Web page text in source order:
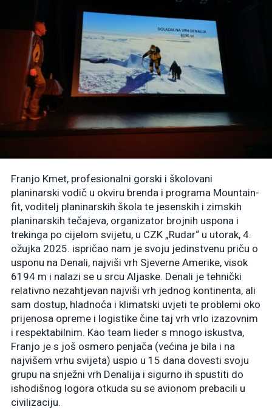
Franjo Kmet, profesionalni gorski i školovani
planinarski vodič u okviru brenda i programa Mountain-
fit, voditelj planinarskih škola te jesenskih i zimskih
planinarskih tečajeva, organizator brojnih uspona i
trekinga po cijelom svijetu, u CZK „Rudar“ u utorak, 4.
ožujka 2025. ispričao nam je svoju jedinstvenu priču o
usponu na Denali, najviši vrh Sjeverne Amerike, visok
6194 m i nalazi se u srcu Aljaske. Denali je tehnički
relativno nezahtjevan najviši vrh jednog kontinenta, ali
sam dostup, hladnoća i klimatski uvjeti te problemi oko
prijenosa opreme i logistike čine taj vrh vrlo izazovnim
i respektabilnim. Kao team lieder s mnogo iskustva,
Franjo je s još osmero penjača (većina je bila i na
najvišem vrhu svijeta) uspio u 15 dana dovesti svoju
grupu na snježni vrh Denalija i sigurno ih spustiti do
ishodišnog logora otkuda su se avionom prebacili u
civilizaciju.